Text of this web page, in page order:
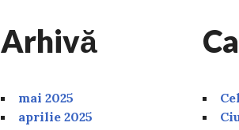
Arhivă
mai 2025
aprilie 2025